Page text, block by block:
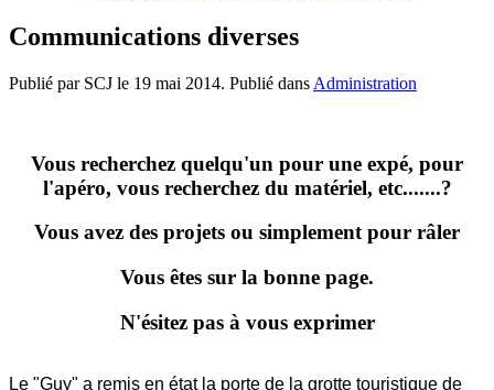
Communications diverses
Publié par SCJ le 19 mai 2014. Publié dans Administration
Vous recherchez quelqu'un pour une expé, pour
l'apéro, vous recherchez du matériel, etc.......?
Vous avez des projets ou simplement pour râler
Vous êtes sur la bonne page.
N'ésitez pas à vous exprimer
Le "Guy" a remis en état la porte de la grotte touristique de